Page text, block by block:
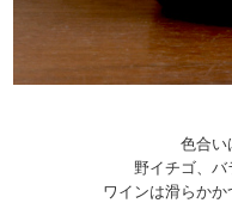
色合い
野イチゴ、バ
ワインは滑らか